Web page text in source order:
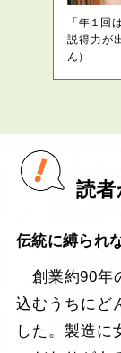
「年１回
説得力が
ん）
読
伝統に縛られ
創業約90年
込むうちにど
した。製造に